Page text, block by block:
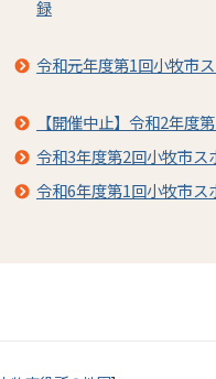
録
令和元年度第1回小牧市
【開催中止】令和2年度
令和3年度第2回小牧市ス
令和6年度第1回小牧市ス